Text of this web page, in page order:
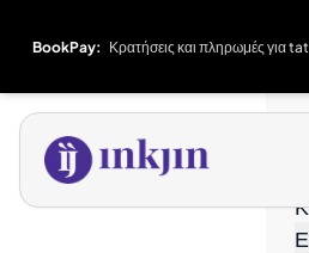
BookPay: Κρατήσεις και πληρωμές για